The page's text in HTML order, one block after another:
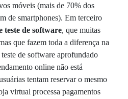
móveis (mais de 70% dos
de smartphones). Em terceiro
teste de software, que muitas
que fazem toda a diferença na
de software aprofundado
online não está
tentam reservar o mesmo
virtual processa pagamentos